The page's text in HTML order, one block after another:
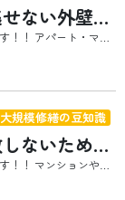
大規模修繕で見逃せない外壁劣化のサインとは？症状別に原因と対策を解説
大規模修繕で失敗しないために知っておきたい5つのポイント｜工事期間・見積もり・修繕周期・流れ・費用を徹底解説
大規模修繕の豆知識